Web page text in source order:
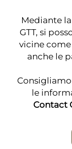
Mediante
GTT, si
vicine
anche le
le
Contact